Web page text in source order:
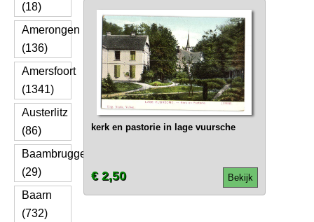
(18)
Amerongen
(136)
Amersfoort
(1341)
Austerlitz
(86)
Baambrugge
(29)
Baarn
(732)
kerk en pastorie in lage vuursche
Bekijk
€ 2,50